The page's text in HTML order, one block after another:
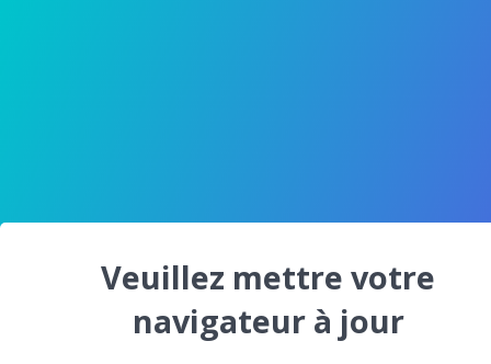
Veuillez mettre votre
navigateur à jour